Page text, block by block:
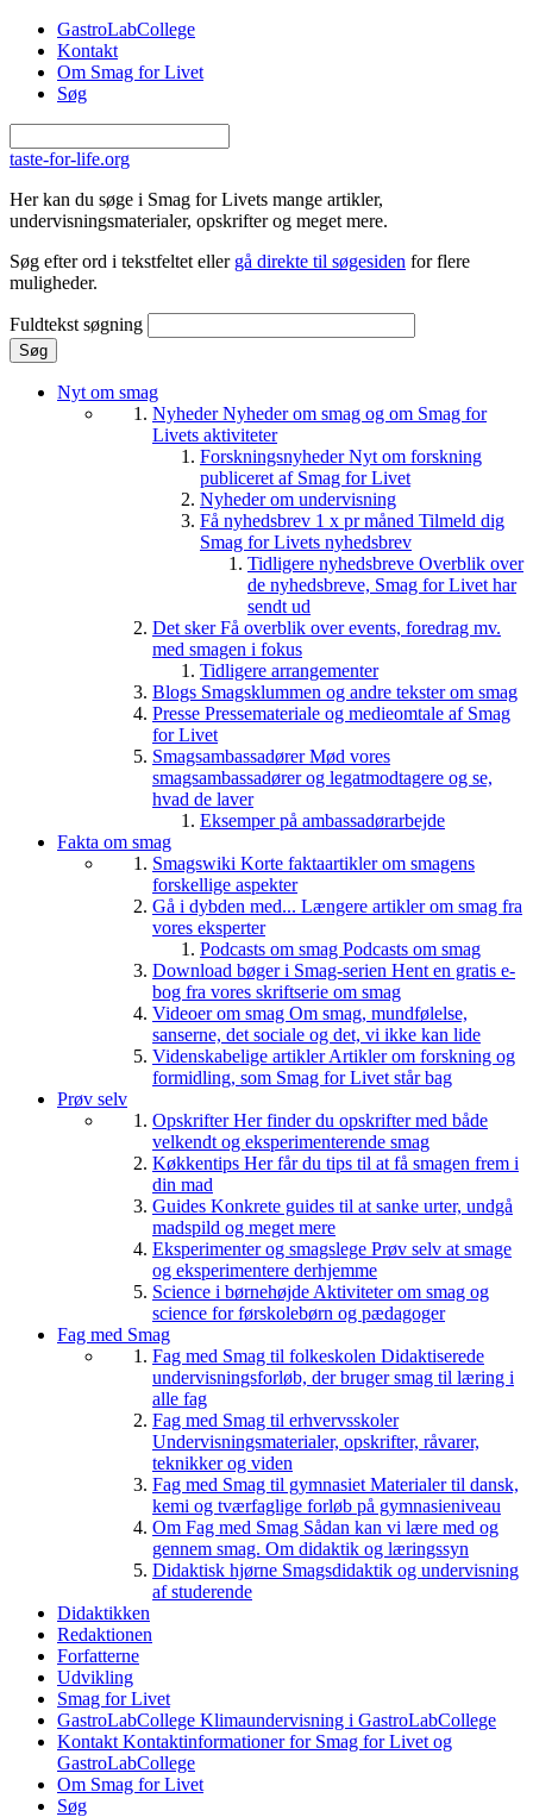
Gå til hovedindhold
GastroLabCollege
Kontakt
Om Smag for Livet
Søg
taste-for-life.org
Her kan du søge i Smag for Livets mange artikler,
undervisningsmaterialer, opskrifter og meget mere.
Søg efter ord i tekstfeltet eller gå direkte til søgesiden for flere
muligheder.
Fuldtekst søgning
Nyt om smag
NyhederNyheder om smag og om Smag for
Livets aktiviteter
ForskningsnyhederNyt om forskning
publiceret af Smag for Livet
Nyheder om undervisning
Få nyhedsbrev 1 x pr måned Tilmeld dig
Smag for Livets nyhedsbrev
Tidligere nyhedsbreve Overblik over
de nyhedsbreve, Smag for Livet har
sendt ud
Det skerFå overblik over events, foredrag mv.
med smagen i fokus
Tidligere arrangementer
Blogs Smagsklummen og andre tekster om smag
Presse Pressemateriale og medieomtale af Smag
for Livet
SmagsambassadørerMød vores
smagsambassadører og legatmodtagere og se,
hvad de laver
Eksemper på ambassadørarbejde
Fakta om smag
Smagswiki Korte faktaartikler om smagens
forskellige aspekter
Gå i dybden med... Længere artikler om smag fra
vores eksperter
Podcasts om smag Podcasts om smag
Download bøger i Smag-serien Hent en gratis e-
bog fra vores skriftserie om smag
Videoer om smag Om smag, mundfølelse,
sanserne, det sociale og det, vi ikke kan lide
Videnskabelige artiklerArtikler om forskning og
formidling, som Smag for Livet står bag
Prøv selv
OpskrifterHer finder du opskrifter med både
velkendt og eksperimenterende smag
Køkkentips Her får du tips til at få smagen frem i
din mad
Guides Konkrete guides til at sanke urter, undgå
madspild og meget mere
Eksperimenter og smagslege Prøv selv at smage
og eksperimentere derhjemme
Science i børnehøjde Aktiviteter om smag og
science for førskolebørn og pædagoger
Fag med Smag
Fag med Smag til folkeskolen Didaktiserede
undervisningsforløb, der bruger smag til læring i
alle fag
Fag med Smag til erhvervsskoler
Undervisningsmaterialer, opskrifter, råvarer,
teknikker og viden
Fag med Smag til gymnasiet Materialer til dansk,
kemi og tværfaglige forløb på gymnasieniveau
Om Fag med Smag Sådan kan vi lære med og
gennem smag. Om didaktik og læringssyn
Didaktisk hjørne Smagsdidaktik og undervisning
af studerende
Didaktikken
Redaktionen
Forfatterne
Udvikling
Smag for Livet
GastroLabCollege Klimaundervisning i GastroLabCollege
Kontakt Kontaktinformationer for Smag for Livet og
GastroLabCollege
Om Smag for Livet
Søg